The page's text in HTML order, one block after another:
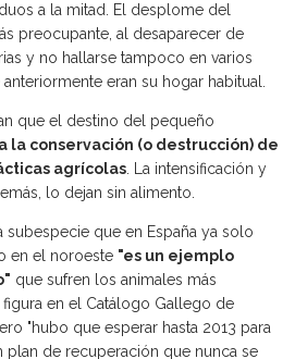
a la mitad. El desplome del
preocupante, al desaparecer de
y no hallarse tampoco en varios
eran su hogar habitual.
que el destino del pequeño
la conservación (o destrucción) de
agrícolas. La intensificación y
lo dejan sin alimento.
subespecie que en España ya solo
en el noroeste "es un ejemplo
que sufren los animales más
en el Catálogo Gallego de
"hubo que esperar hasta 2013 para
plan de recuperación que nunca se